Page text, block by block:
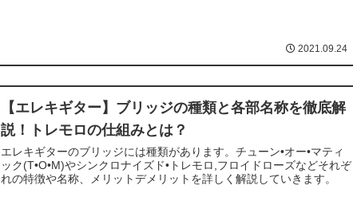
2021.09.24
【エレキギター】ブリッジの種類と各部名称を徹底解
説！トレモロの仕組みとは？
エレキギターのブリッジには種類があります。チューン•オー•マティ
ック(T•O•M)やシンクロナイズド•トレモロ,フロイドローズなどそれぞ
れの特徴や名称、メリットデメリットを詳しく解説していきます。